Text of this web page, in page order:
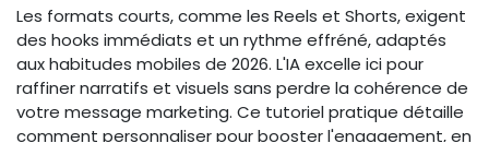
Les formats courts, comme les Reels et Shorts, exigent
des hooks immédiats et un rythme effréné, adaptés
aux habitudes mobiles de 2026. L'IA excelle ici pour
raffiner narratifs et visuels sans perdre la cohérence de
votre message marketing. Ce tutoriel pratique détaille
comment personnaliser pour booster l'engagement, en